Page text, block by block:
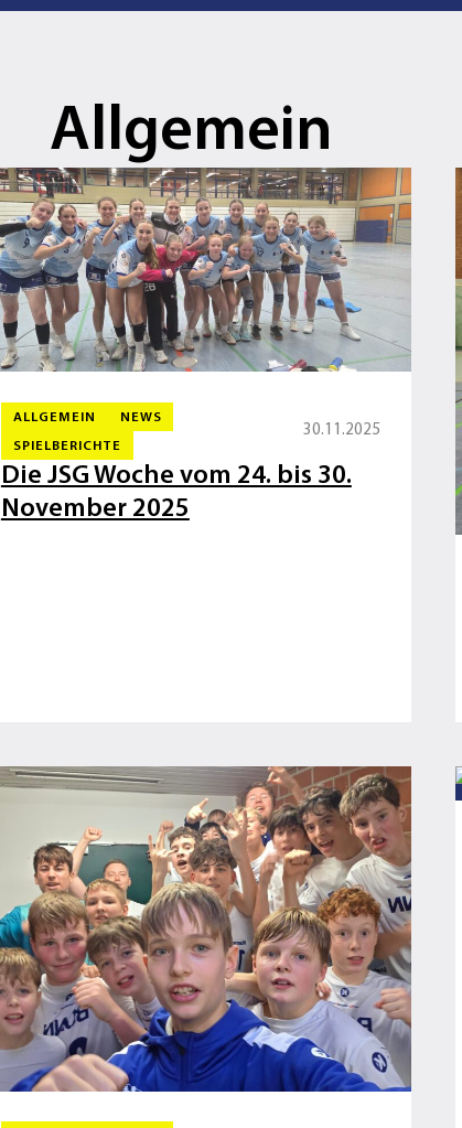
Allgemein
ALLGEMEIN NEWS
SPIELBERICHTE
30.11.2025
Die JSG Woche vom 24. bis 30.
November 2025